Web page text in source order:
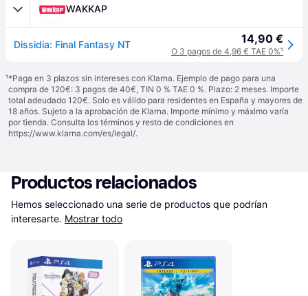
WAKKAP
Dissidia: Final Fantasy NT 14,90 €
O 3 pagos de 4,96 € TAE 0%¹
¹*Paga en 3 plazos sin intereses con Klarna. Ejemplo de pago para una
compra de 120€: 3 pagos de 40€, TIN 0 % TAE 0 %. Plazo: 2 meses. Importe
total adeudado 120€. Solo es válido para residentes en España y mayores de
18 años. Sujeto a la aprobación de Klarna. Importe mínimo y máximo varía
por tienda. Consulta los términos y resto de condiciones en
https://www.klarna.com/es/legal/.
Productos relacionados
Hemos seleccionado una serie de productos que podrían
interesarte. Mostrar todo